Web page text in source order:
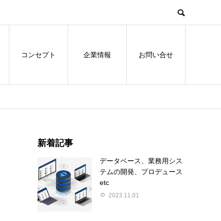
コンセプト 企業情報 お問い合せ
新着記事
データベース、業務用シス
テムの開発、プロデュース
etc
2023.11.01